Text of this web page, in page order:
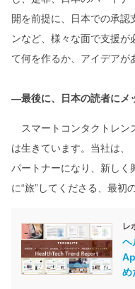
開を前提に、日本での承
ンなど、様々な面で支援が
て何を作るか、アイデアが
―最後に、日本の読者にメ
スマートコンタクトレン
は生きています。当社は、
パートナーになり、新しく
に“旅”してくださる、最初
レ
ヘ
め